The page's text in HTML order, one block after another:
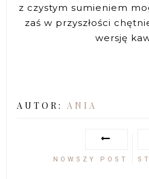
z czystym sumieniem
zaś w przyszłości
wersję
AUTOR:ANIA
NOWSZY POST